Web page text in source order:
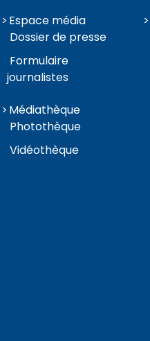
Espace média
Dossier de presse
Formulaire
journalistes
Médiathèque
Photothèque
Vidéothèque